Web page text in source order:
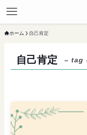
ホーム 自己肯定
自己肯定 – tag